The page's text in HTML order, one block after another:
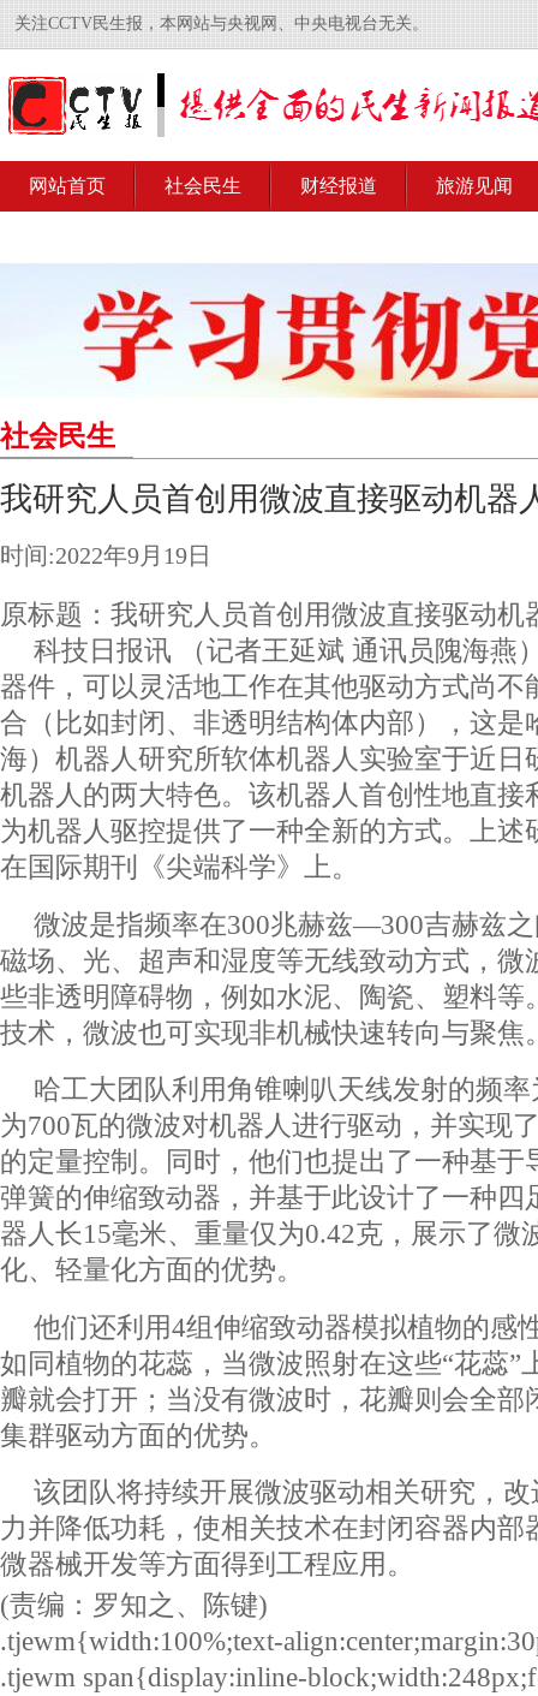
关注CCTV民生报，本网站与央视网、中央电视台无关。
网站首页 社会民生 财经报道 旅游见闻
社会民生
我研究人员首创用微波直接驱动机器
时间:2022年9月19日
原标题：我研究人员首创用微波直接驱动机
科技日报讯 （记者王延斌 通讯员隗海燕
器件，可以灵活地工作在其他驱动方式尚不
合（比如封闭、非透明结构体内部），这是
海）机器人研究所软体机器人实验室于近日
机器人的两大特色。该机器人首创性地直接
为机器人驱控提供了一种全新的方式。上述
在国际期刊《尖端科学》上。
微波是指频率在300兆赫兹―300吉赫兹
磁场、光、超声和湿度等无线致动方式，微
些非透明障碍物，例如水泥、陶瓷、塑料等
技术，微波也可实现非机械快速转向与聚焦
哈工大团队利用角锥喇叭天线发射的频
为700瓦的微波对机器人进行驱动，并实现
的定量控制。同时，他们也提出了一种基于
弹簧的伸缩致动器，并基于此设计了一种四
器人长15毫米、重量仅为0.42克，展示了微
化、轻量化方面的优势。
他们还利用4组伸缩致动器模拟植物的感
如同植物的花蕊，当微波照射在这些“花蕊”
瓣就会打开；当没有微波时，花瓣则会全部
集群驱动方面的优势。
该团队将持续开展微波驱动相关研究，
力并降低功耗，使相关技术在封闭容器内部
微器械开发等方面得到工程应用。
(责编：罗知之、陈键)
.tjewm{width:100%;text-
.tjewm span{display:inline-